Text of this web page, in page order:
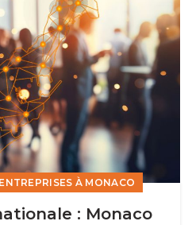
ENTREPRISES À MONACO
: Monaco